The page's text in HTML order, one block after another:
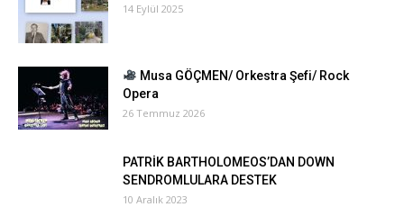
14 Eylül 2025
Musa GÖÇMEN/ Orkestra Şefi/ Rock
Opera
26 Temmuz 2026
PATRİK BARTHOLOMEOS’DAN DOWN
SENDROMLULARA DESTEK
10 Aralık 2023